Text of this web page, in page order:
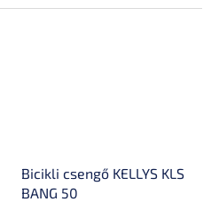
Bicikli csengő KELLYS KLS
BANG 50